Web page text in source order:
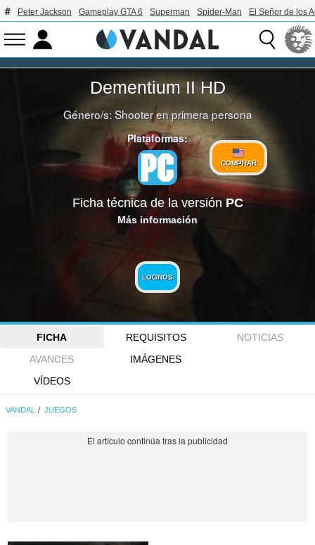
Peter Jackson Gameplay GTA 6 Superman Spider-Man El Señor de los
Dementium II HD
Género/s: Shooter en primera persona
Plataformas:
COMPRAR
Ficha técnica de la versiónPC
Más información
LOGROS
FICHA REQUISITOS
NOTICIAS
AVANCES
IMÁGENES
VÍDEOS
VANDAL JUEGOS